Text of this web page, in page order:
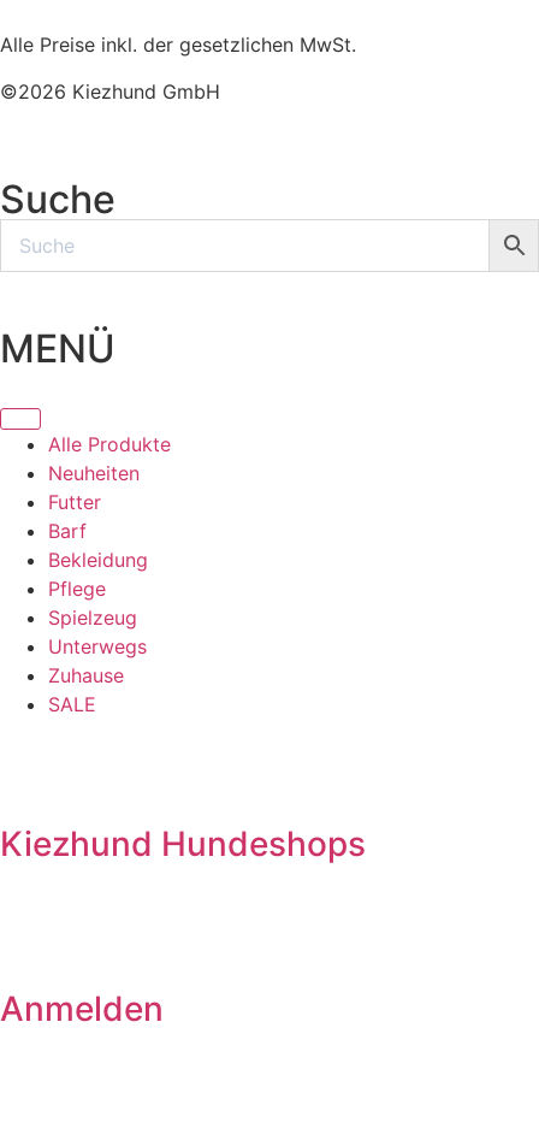
Alle Preise inkl. der gesetzlichen MwSt.
©2026 Kiezhund GmbH
Suche
MENÜ
Alle Produkte
Neuheiten
Futter
Barf
Bekleidung
Pflege
Spielzeug
Unterwegs
Zuhause
SALE
Kiezhund Hundeshops
Anmelden